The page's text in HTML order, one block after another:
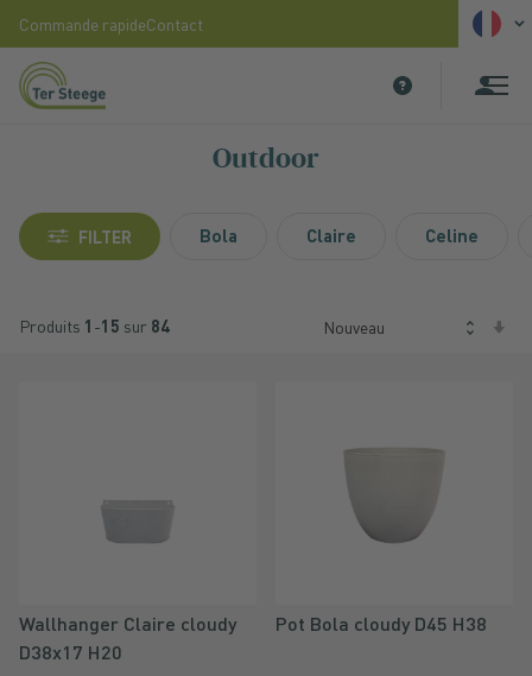
Commande rapideContact
Allez
contenu
Langue
Outdoor
FILTER Bola Claire Celine
Produits 1 -15 sur 84
Wallhanger Claire cloudy
D38x17 H20
Pot Bola cloudy D45 H38